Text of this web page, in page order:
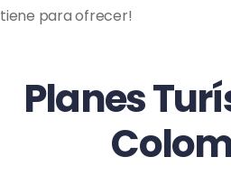
tiene para ofrecer!
Planes